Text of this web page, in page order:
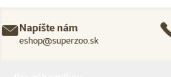
Napíšte nám
eshop@superzoo.sk